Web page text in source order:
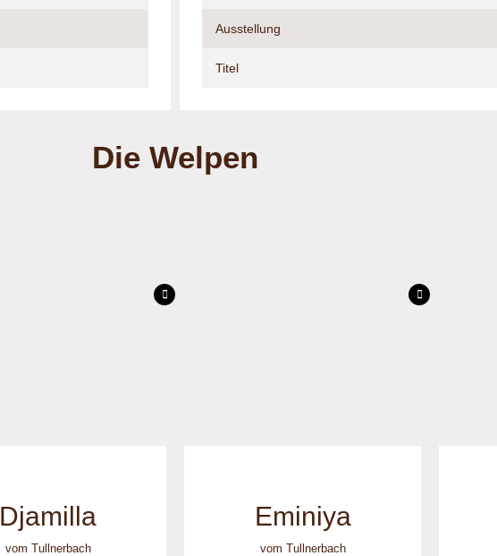
Ausstellung
Titel
Die Welpen
Djamilla
vom Tullnerbach
Eminiya
vom Tullnerbach